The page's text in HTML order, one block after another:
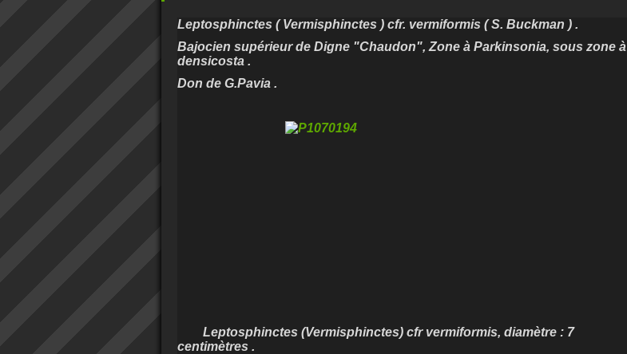
Leptosphinctes ( Vermisphinctes ) cfr. vermiformis ( S. Buckman ) .
Bajocien supérieur de Digne "Chaudon", Zone à Parkinsonia, sous zone à
densicosta .
Don de G.Pavia .
Leptosphinctes (Vermisphinctes) cfr vermiformis, diamètre : 7
centimètres .